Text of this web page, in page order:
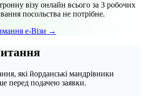
візу онлайн всього за 3 робочих
посольства не потрібне.
е-Візи →
які йорданські мандрівники
перед подачею заявки.